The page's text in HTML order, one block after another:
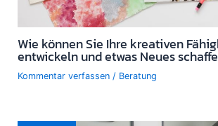
Wie können Sie Ihre kreativen
entwickeln und etwas Neues
Kommentar verfassen / Beratung